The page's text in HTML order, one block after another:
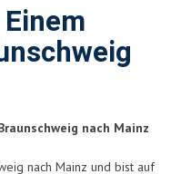
nach Mainz
nach Mainz und bist auf